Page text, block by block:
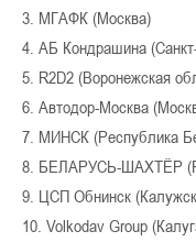
3. МГАФК (Москва)
4. АБ Кондрашина
5. R2D2 (Воронежская
6. Автодор-Москва
7. МИНСК (Республика
8. БЕЛАРУСЬ-ШАХТЁР
9. ЦСП Обнинск
10. Volkodav Group